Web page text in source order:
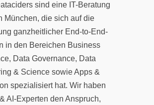
sind eine IT-Beratung
München, die sich auf die
ganzheitlicher End-to-End-
in den Bereichen Business
Data Governance, Data
& Science sowie Apps &
spezialisiert hat. Wir haben
AI-Experten den Anspruch,